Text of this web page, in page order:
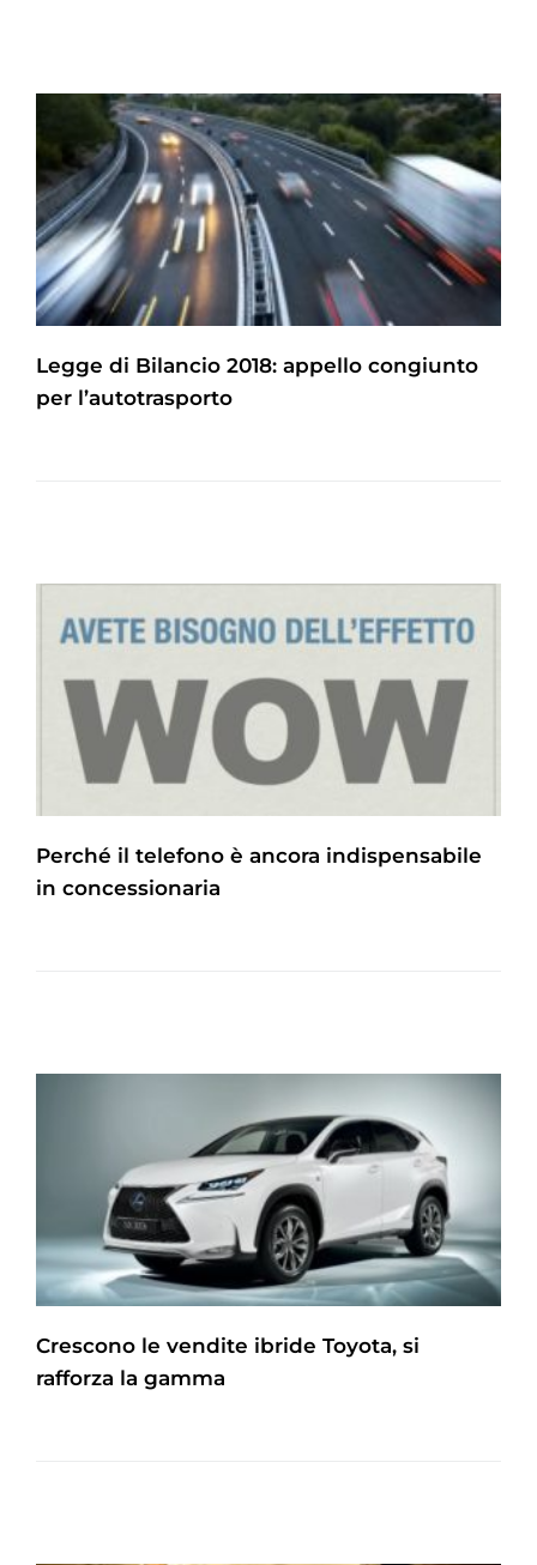
Legge di Bilancio 2018: appello congiunto
per l’autotrasporto
Perché il telefono è ancora indispensabile
in concessionaria
Crescono le vendite ibride Toyota, si
rafforza la gamma